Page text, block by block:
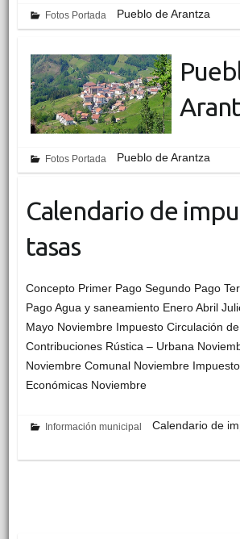
Fotos Portada Pueblo de Arantza
Fotos Portada Pueblo de Arantza
Calendario de
tasas
Concepto Primer Pago Segundo Pago
Pago Agua y saneamiento Enero Abril
Mayo Noviembre Impuesto Circulación
Contribuciones Rústica – Urbana
Noviembre Comunal Noviembre
Económicas Noviembre
Información municipal
Calendario de